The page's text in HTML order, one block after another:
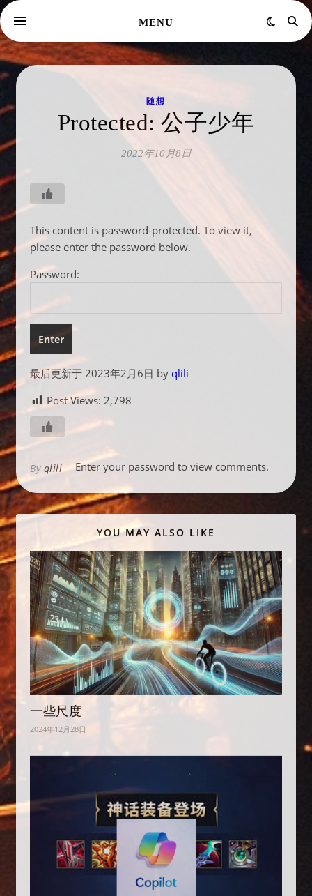
MENU
随想
Protected: 公子少年
2022年10月8日
This content is password-protected. To view it,
please enter the password below.
Password:
最后更新于 2023年2月6日 by qlili
Post Views: 2,798
By qlili Enter your password to view comments.
YOU MAY ALSO LIKE
一些尺度
2024年12月28日